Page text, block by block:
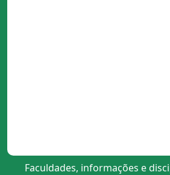
Faculdades, informações e